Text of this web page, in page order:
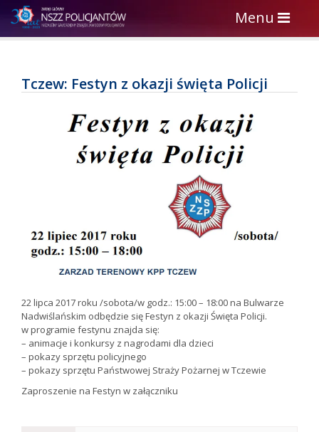
Toggle
navigation
Menu
Tczew: Festyn z okazji święta Policji
22 lipca 2017 roku /sobota/w godz.: 15:00 – 18:00 na Bulwarze
Nadwiślańskim odbędzie się Festyn z okazji Święta Policji.
w programie festynu znajda się:
– animacje i konkursy z nagrodami dla dzieci
– pokazy sprzętu policyjnego
– pokazy sprzętu Państwowej Straży Pożarnej w Tczewie
Zaproszenie na Festyn w załączniku